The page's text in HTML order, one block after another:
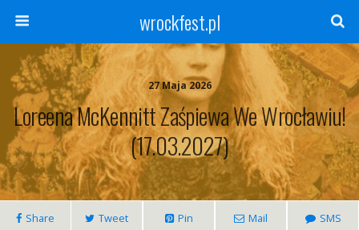
wrockfest.pl
27 Maja 2026
Loreena McKennitt Zaśpiewa We Wrocławiu!
(17.03.2027)
Share Tweet Pin Mail SMS